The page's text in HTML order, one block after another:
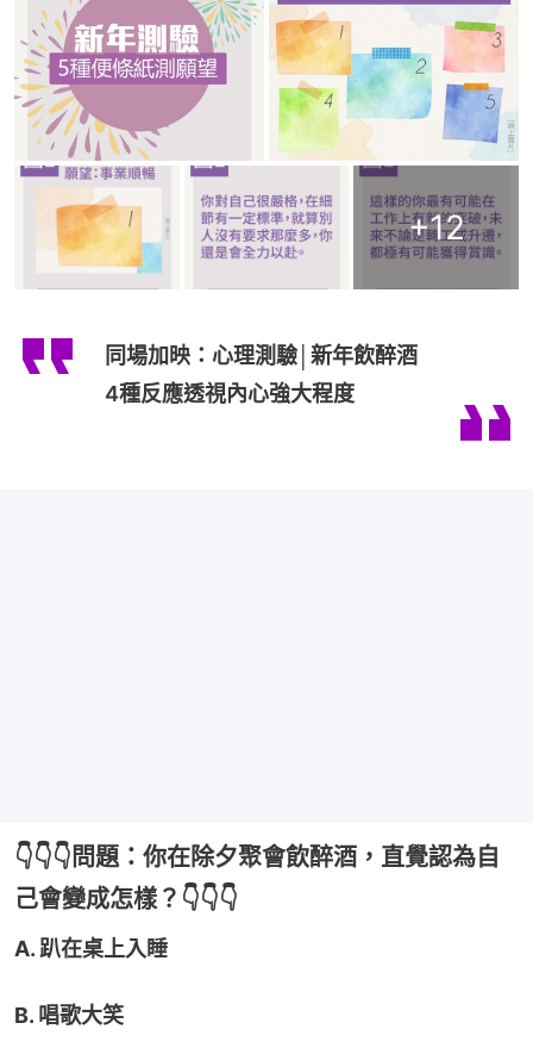
+12
同場加映：心理測驗│新年飲醉酒
4種反應透視內心強大程度
👇👇👇問題：你在除夕聚會飲醉酒，直覺認為自
己會變成怎樣？👇👇👇
A. 趴在桌上入睡
B. 唱歌大笑